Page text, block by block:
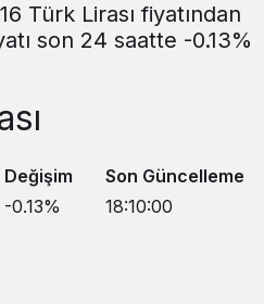
Türk Lirası fiyatından
son 24 saatte -0.13%
Değişim
-0.13%
Son Güncelleme
18:10:00